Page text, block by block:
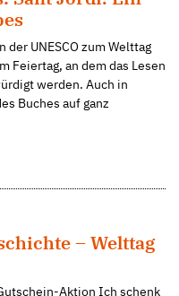
UNESCO zum Welttag
Feiertag, an dem das Lesen
werden. Auch in
Buches auf ganz
– Welttag
Aktion Ich schenk